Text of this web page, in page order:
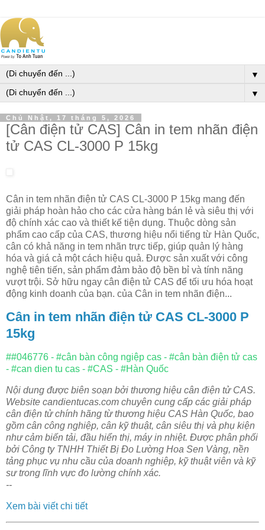
▼
▼
Chủ Nhật, 17 tháng 5, 2026
[Cân điện tử CAS] Cân in tem nhãn điện
tử CAS CL-3000 P 15kg
Cân in tem nhãn điện tử CAS CL-3000 P 15kg mang đến
giải pháp hoàn hảo cho các cửa hàng bán lẻ và siêu thị với
độ chính xác cao và thiết kế tiện dụng. Thuộc dòng sản
phẩm cao cấp của CAS, thương hiệu nổi tiếng từ Hàn Quốc,
cân có khả năng in tem nhãn trực tiếp, giúp quản lý hàng
hóa và giá cả một cách hiệu quả. Được sản xuất với công
nghệ tiên tiến, sản phẩm đảm bảo độ bền bỉ và tính năng
vượt trội. Sở hữu ngay cân điện tử CAS để tối ưu hóa hoạt
động kinh doanh của bạn. của Cân in tem nhãn điện...
Cân in tem nhãn điện tử CAS CL-3000 P
15kg
##046776 - #cân bàn công ngiệp cas - #cân bàn điện tử cas
- #can dien tu cas - #CAS - #Hàn Quốc
Nội dung được biên soạn bởi thương hiệu cân điện tử CAS.
Website candientucas.com chuyên cung cấp các giải pháp
cân điện tử chính hãng từ thương hiệu CAS Hàn Quốc, bao
gồm cân công nghiệp, cân kỹ thuật, cân siêu thị và phụ kiện
như cảm biến tải, đầu hiển thị, máy in nhiệt. Được phân phối
bởi Công ty TNHH Thiết Bị Đo Lường Hoa Sen Vàng, nền
tảng phục vụ nhu cầu của doanh nghiệp, kỹ thuật viên và kỹ
sư trong lĩnh vực đo lường chính xác.
--
Xem bài viết chi tiết